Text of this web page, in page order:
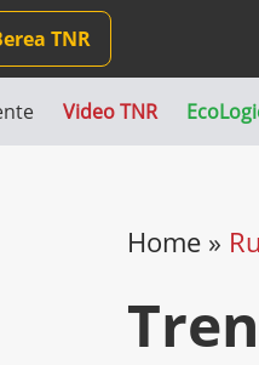
TNR
Video TNR
Home»